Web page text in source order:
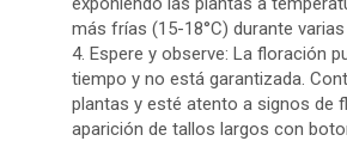
más frías (15-18°C) durante
4. Espere y observe: La floración
tiempo y no está garantizada.
plantas y esté atento a signos de
aparición de tallos largos con